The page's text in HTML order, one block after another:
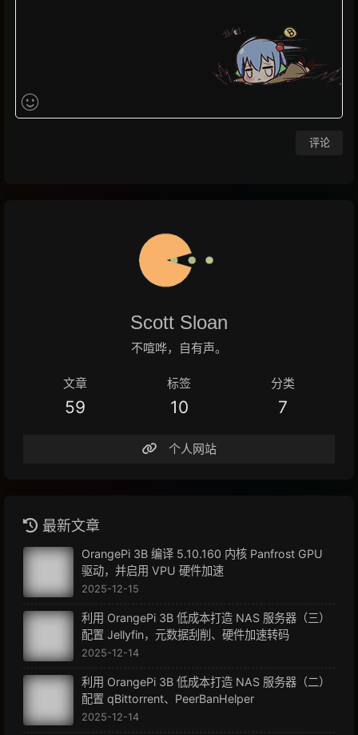
评论
Scott Sloan
不喧哗，自有声。
文章
59
标签
10
分类
7
个人网站
最新文章
OrangePi 3B 编译 5.10.160 内核 Panfrost GPU
驱动，并启用 VPU 硬件加速
2025-12-15
利用 OrangePi 3B 低成本打造 NAS 服务器（三）
配置 Jellyfin，元数据刮削、硬件加速转码
2025-12-14
利用 OrangePi 3B 低成本打造 NAS 服务器（二）
配置 qBittorrent、PeerBanHelper
2025-12-14